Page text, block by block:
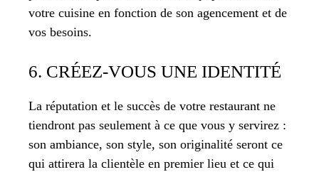
votre cuisine en fonction de son agencement et de
vos besoins.
6. CRÉEZ-VOUS UNE IDENTITÉ
La réputation et le succès de votre restaurant ne
tiendront pas seulement à ce que vous y servirez :
son ambiance, son style, son originalité seront ce
qui attirera la clientèle en premier lieu et ce qui